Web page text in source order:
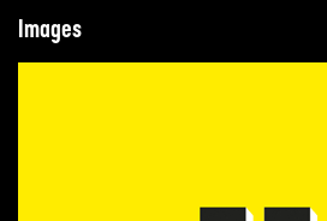
Images